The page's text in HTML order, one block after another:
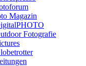
Magazin
Fotografie